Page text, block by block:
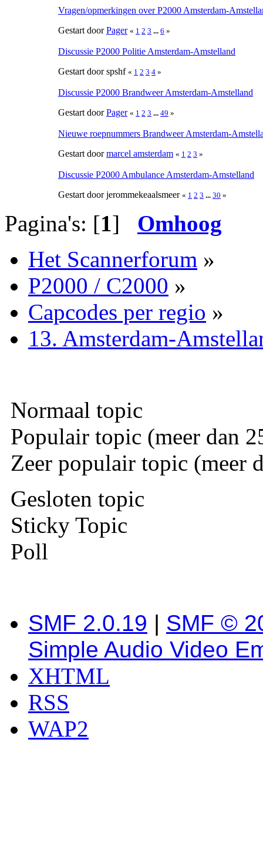
Vragen/opmerkingen over P2000 Amsterdam-
Gestart doorPager « 1 2 3 ... 6 »
Discussie P2000 Politie Amsterdam-Amstelland
Gestart door spshf « 1 2 3 4 »
Discussie P2000 Brandweer Amsterdam-Amstelland
Gestart doorPager « 1 2 3 ... 49 »
Nieuwe roepnummers Brandweer Amsterdam-
Gestart doormarcel amsterdam « 1 2 3 »
Discussie P2000 Ambulance Amsterdam-Amstelland
Gestart door jerommekeaalsmeer « 1 2 3 ... 30 »
Pagina's: [1] Omhoog
Het Scannerforum »
P2000 / C2000 »
Capcodes per regio »
13. Amsterdam-
Normaal topic
Populair topic (meer dan
Zeer populair topic (meer
Gesloten topic
Sticky Topic
Poll
SMF 2.0.19 | SMF ©
Simple Audio Video
XHTML
RSS
WAP2